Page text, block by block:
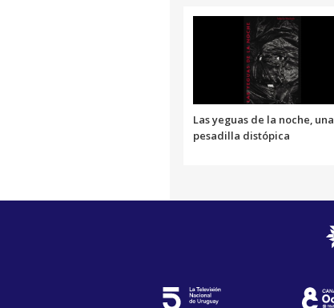
Las yeguas de la noche, una
pesadilla distópica